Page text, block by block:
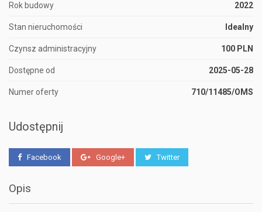
Rok budowy 2022
Stan nieruchomości Idealny
Czynsz administracyjny 100 PLN
Dostępne od 2025-05-28
Numer oferty 710/11485/OMS
Udostępnij
Facebook Google+ Twitter
Opis